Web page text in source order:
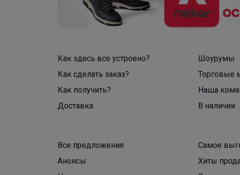
Как здесь все устроено?
Как сделать заказ?
Как получить?
Доставка
Шоурумы
Торговые
Наша
В наличии
Все предложения
Анонсы
Самое
Хиты